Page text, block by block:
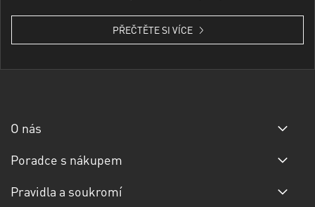
PŘEČTĚTE SI VÍCE
O nás
Poradce s nákupem
Pravidla a soukromí